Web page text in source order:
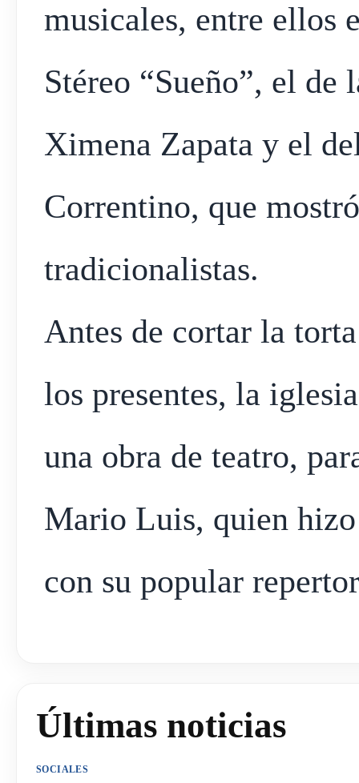
musicales, entre ellos
Stéreo “Sueño”, el de
Ximena Zapata y el
Correntino, que
tradicionalistas.
Antes de cortar la
los presentes, la
una obra de teatro,
Mario Luis, quien
con su popular
Últimas noticias
SOCIALES